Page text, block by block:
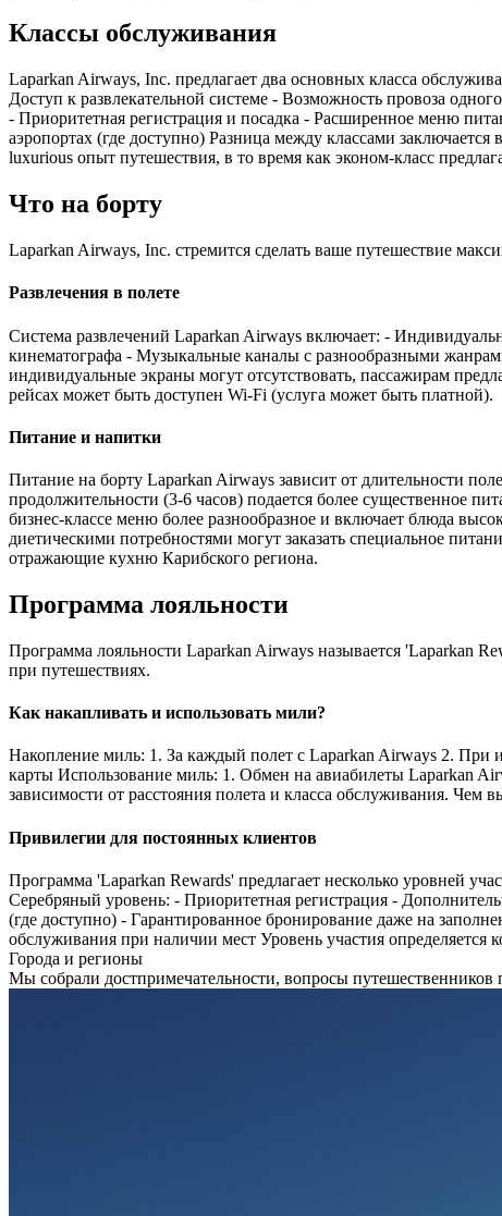
Классы обслуживания
Laparkan Airways, Inc. предлагает два основных класса
Доступ к развлекательной системе - Возможность провоза
- Приоритетная регистрация и посадка - Расширенное меню
аэропортах (где доступно) Разница между классами
luxurious опыт путешествия, в то время как эконом-класс
Что на борту
Laparkan Airways, Inc. стремится сделать ваше путешествие
Развлечения в полете
Система развлечений Laparkan Airways включает: -
кинематографа - Музыкальные каналы с разнообразными
индивидуальные экраны могут отсутствовать, пассажирам
рейсах может быть доступен Wi-Fi (услуга может быть платной).
Питание и напитки
Питание на борту Laparkan Airways зависит от длительности
продолжительности (3-6 часов) подается более существенное
бизнес-классе меню более разнообразное и включает блюда
диетическими потребностями могут заказать специальное
отражающие кухню Карибского региона.
Программа лояльности
Программа лояльности Laparkan Airways называется 'Laparkan
при путешествиях.
Как накапливать и использовать мили?
Накопление миль: 1. За каждый полет с Laparkan Airways 2. При
карты Использование миль: 1. Обмен на авиабилеты Laparkan
зависимости от расстояния полета и класса обслуживания.
Привилегии для постоянных клиентов
Программа 'Laparkan Rewards' предлагает несколько уровней
Серебряный уровень: - Приоритетная регистрация -
(где доступно) - Гарантированное бронирование даже на
обслуживания при наличии мест Уровень участия
Города и регионы
Мы собрали достпримечательности, вопросы